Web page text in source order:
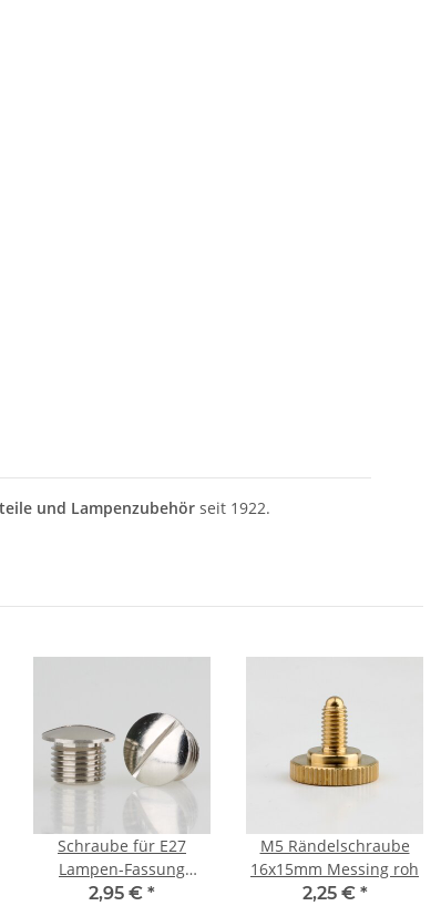
und Lampenzubehör seit 1922.
Schraube für E27
Lampen-Fassung
Messing vernickelt
2,95 € *
M5 Rändelschraube
16x15mm Messing roh
2,25 € *